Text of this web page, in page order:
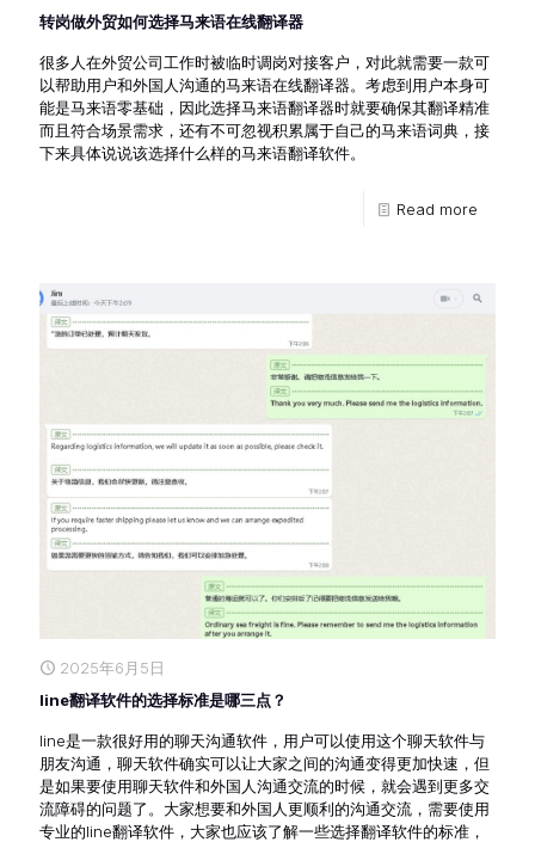
转岗做外贸如何选择马来语在线翻译器
很多人在外贸公司工作时被临时调岗对接客户，对此就需要一款可
以帮助用户和外国人沟通的马来语在线翻译器。考虑到用户本身可
能是马来语零基础，因此选择马来语翻译器时就要确保其翻译精准
而且符合场景需求，还有不可忽视积累属于自己的马来语词典，接
下来具体说说该选择什么样的马来语翻译软件。
Read more
2025年6月5日
line翻译软件的选择标准是哪三点？
line是一款很好用的聊天沟通软件，用户可以使用这个聊天软件与
朋友沟通，聊天软件确实可以让大家之间的沟通变得更加快速，但
是如果要使用聊天软件和外国人沟通交流的时候，就会遇到更多交
流障碍的问题了。大家想要和外国人更顺利的沟通交流，需要使用
专业的line翻译软件，大家也应该了解一些选择翻译软件的标准，